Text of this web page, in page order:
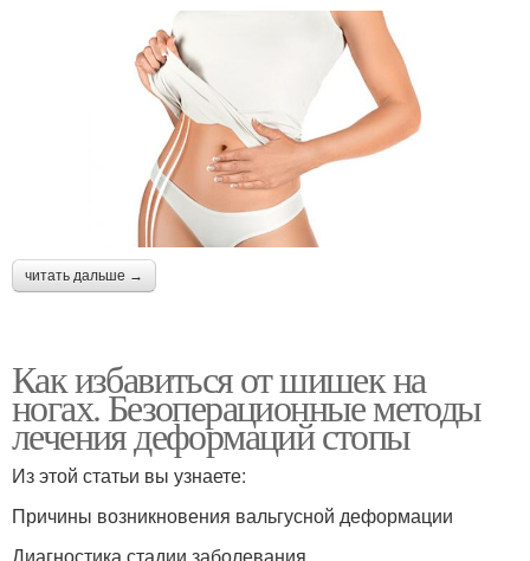
читать дальше →
Как избавиться от шишек на
ногах. Безоперационные методы
лечения деформаций стопы
Из этой статьи вы узнаете:
Причины возникновения вальгусной деформации